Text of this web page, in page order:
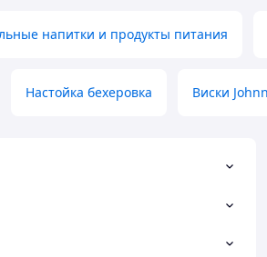
напитки и продукты питания
Настойка бехеровка Виски